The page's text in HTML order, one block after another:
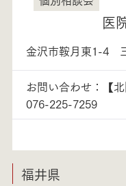
医
金沢市鞍月東1-4
お問い合わせ：【
076-225-7259
福井県